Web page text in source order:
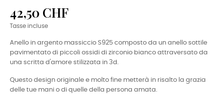
42,50 CHF
Tasse incluse
Anello in argento massiccio S925 composto da un anello sottile
pavimentato di piccoli ossidi di zirconio bianco attraversato da
una scritta d'amore stilizzata in 3d.
Questo design originale e molto fine metterà in risalto la grazia
delle tue mani o di quelle della persona amata.